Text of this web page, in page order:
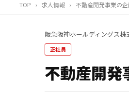
TOP › 求人情報 › 不動産開発事業の
阪急阪神ホールディングス株
正社員
不動産開発